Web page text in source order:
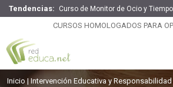
Tendencias: Curso de Monitor de Ocio y
CURSOS HOMOLOGADOS PARA
Master en Derechos Humanos,
y Desarrollo
1500 H
Inicio
Intervención Educativa y Responsabilidad